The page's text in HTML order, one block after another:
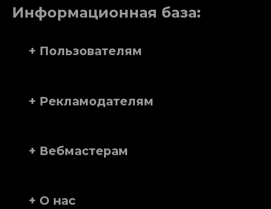
Информационная база:
+ Пользователям
+ Рекламодателям
+ Вебмастерам
+ О нас